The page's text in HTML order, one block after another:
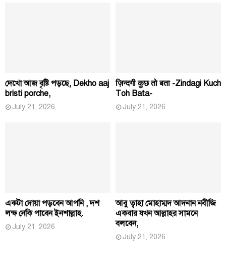
দেখো আজ বৃষ্টি পড়ছে, Dekho aaj
bristi porche,
July 21, 2026
ज़िन्दगी कुछ तो बता -Zindagi Kuch
Toh Bata-
July 21, 2026
একটা দোয়া পড়বেন আপনি , দশ
লক্ষ নেকি পাবেন ইনশাল্লাহ.
July 21, 2026
আবু ত্বাহা মোহাম্মদ আদনান নবীজি
একবার যখন আল্লাহর সামনে
বলবেন,
July 21, 2026